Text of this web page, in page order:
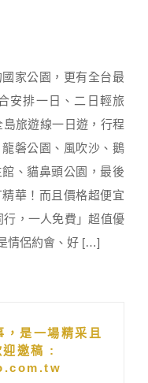
家公園，更有全台最
安排一日、二日輕旅
旅遊線一日遊，行程
磐公園、風吹沙、鵝
、貓鼻頭公園，最後
華！而且價格超便宜
行，一人免費」超值優
情侶約會、好 […]
是一場精采且
迎邀稿 :